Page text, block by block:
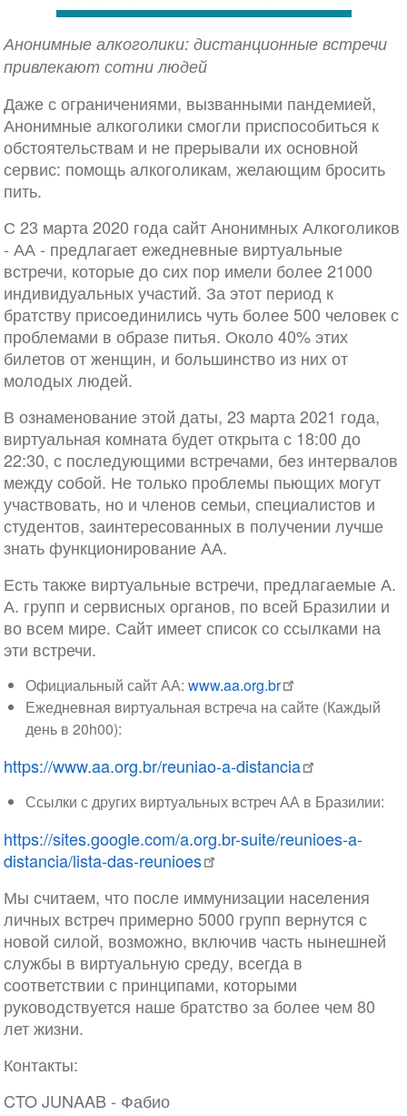
Анонимные алкоголики: дистанционные встречи
привлекают сотни людей
Даже с ограничениями, вызванными пандемией,
Анонимные алкоголики смогли приспособиться к
обстоятельствам и не прерывали их основной
сервис: помощь алкоголикам, желающим бросить
пить.
С 23 марта 2020 года сайт Анонимных Алкоголиков
- АА - предлагает ежедневные виртуальные
встречи, которые до сих пор имели более 21000
индивидуальных участий. За этот период к
братству присоединились чуть более 500 человек с
проблемами в образе питья. Около 40% этих
билетов от женщин, и большинство из них от
молодых людей.
В ознаменование этой даты, 23 марта 2021 года,
виртуальная комната будет открыта с 18:00 до
22:30, с последующими встречами, без интервалов
между собой. Не только проблемы пьющих могут
участвовать, но и членов семьи, специалистов и
студентов, заинтересованных в получении лучше
знать функционирование АА.
Есть также виртуальные встречи, предлагаемые А.
А. групп и сервисных органов, по всей Бразилии и
во всем мире. Сайт имеет список со ссылками на
эти встречи.
Официальный сайт АА: www.aa.org.br
Ежедневная виртуальная встреча на сайте (Каждый
день в 20h00):
https://www.aa.org.br/reuniao-a-distancia
Ссылки с других виртуальных встреч АА в Бразилии:
https://sites.google.com/a.org.br-suite/reunioes-a-
distancia/lista-das-reunioes
Мы считаем, что после иммунизации населения
личных встреч примерно 5000 групп вернутся с
новой силой, возможно, включив часть нынешней
службы в виртуальную среду, всегда в
соответствии с принципами, которыми
руководствуется наше братство за более чем 80
лет жизни.
Контакты:
CTO JUNAAB - Фабио